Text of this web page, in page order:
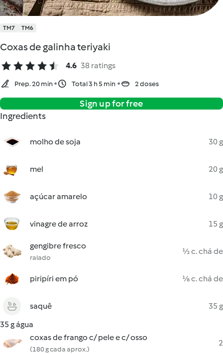
TM7 TM6
Coxas de galinha teriyaki
4.6 38 ratings
Prep. 20 min Total 3 h 5 min 2 doses
Sign up for free
Ingredients
molho de soja 30 g
mel 20 g
açúcar amarelo 10 g
vinagre de arroz 15 g
gengibre fresco
ralado
½ c. chá de
piripíri em pó ⅛ c. chá de
saquê
35 g
35 g água
coxas de frango c/ pele e c/ osso
(180 g cada aprox.)
2